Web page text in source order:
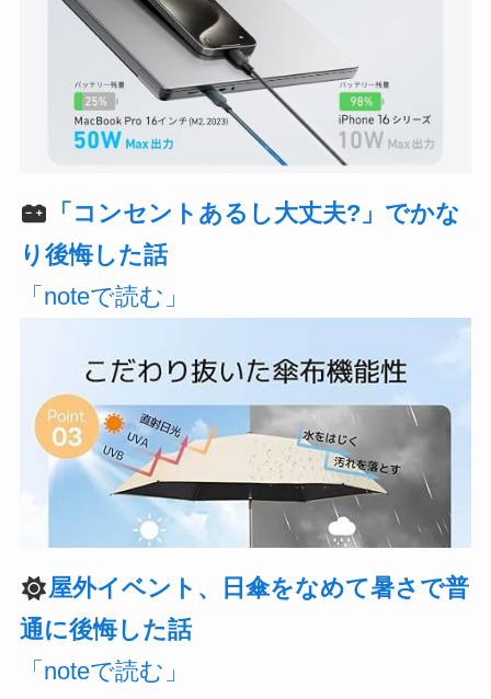
「コンセントあるし大丈夫?」でかな
り後悔した話
「noteで読む」
屋外イベント、日傘をなめて暑さで普
通に後悔した話
「noteで読む」